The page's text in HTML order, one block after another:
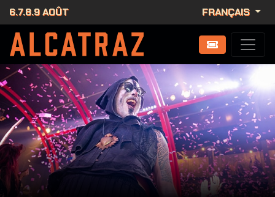
6.7.8.9 AOÛT FRANÇAIS